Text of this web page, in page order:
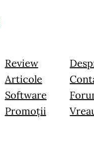
Review
Articole
Software
Promoții